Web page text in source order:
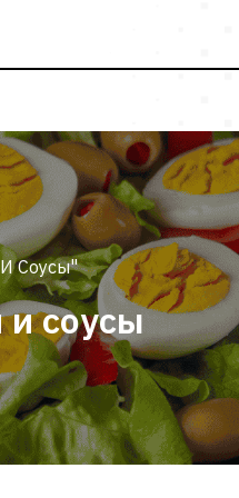
Соусы"
и соусы